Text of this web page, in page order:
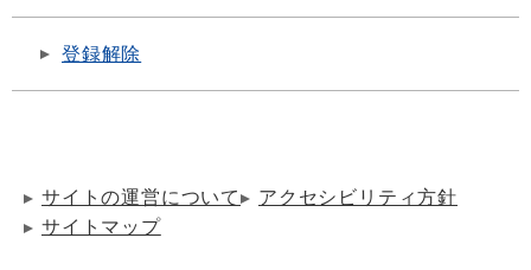
登録解除
サイトの運営について
アクセシビリティ方針
サイトマップ